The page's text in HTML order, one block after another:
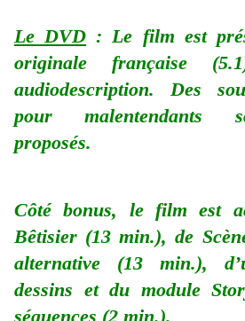
Le DVD : Le film est
originale française
audiodescription. Des
pour malentendants
proposés.
Côté bonus, le film est
Bêtisier (13 min.), de
alternative (13 min.),
dessins et du module
séquences (2 min.).